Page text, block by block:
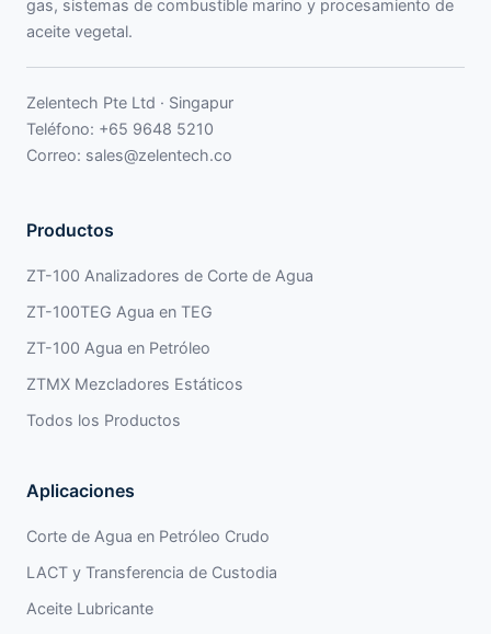
gas, sistemas de combustible marino y procesamiento de
aceite vegetal.
Zelentech Pte Ltd · Singapur
Teléfono: +65 9648 5210
Correo: sales@zelentech.co
Productos
ZT-100 Analizadores de Corte de Agua
ZT-100TEG Agua en TEG
ZT-100 Agua en Petróleo
ZTMX Mezcladores Estáticos
Todos los Productos
Aplicaciones
Corte de Agua en Petróleo Crudo
LACT y Transferencia de Custodia
Aceite Lubricante